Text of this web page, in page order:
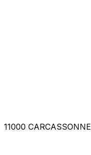
11000 CARCASSONNE